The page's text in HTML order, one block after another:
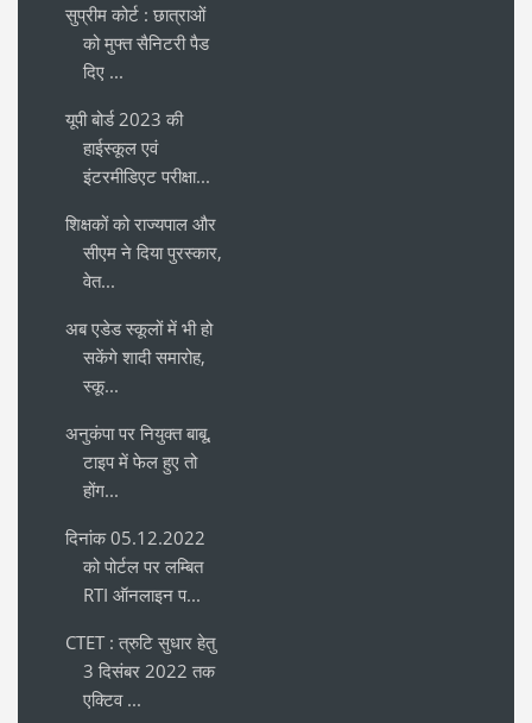
सुप्रीम कोर्ट : छात्राओं
को मुफ्त सैनिटरी पैड
दिए ...
यूपी बोर्ड 2023 की
हाईस्कूल एवं
इंटरमीडिएट परीक्षा...
शिक्षकों को राज्यपाल और
सीएम ने दिया पुरस्कार,
वेत...
अब एडेड स्कूलों में भी हो
सकेंगे शादी समारोह,
स्कू...
अनुकंपा पर नियुक्त बाबू,
टाइप में फेल हुए तो
होंग...
दिनांक 05.12.2022
को पोर्टल पर लम्बित
RTI ऑनलाइन प...
CTET : त्रुटि सुधार हेतु
3 दिसंबर 2022 तक
एक्टिव ...